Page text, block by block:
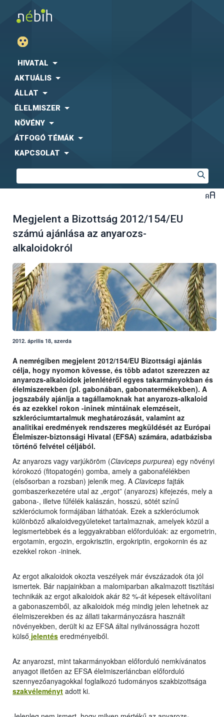
HIVATAL
AKTUÁLIS
ÁLLAT
ÉLELMISZER
NÖVÉNY
ÁTFOGÓ TÉMÁK
KAPCSOLAT
Megjelent a Bizottság 2012/154/EU
számú ajánlása az anyarozs-
alkaloidokról
2012. április 18, szerda
A nemrégiben megjelent 2012/154/EU Bizottsági ajánlás
célja, hogy nyomon kövesse, és több adatot szerezzen az
anyarozs-alkaloidok jelenlétéről egyes takarmányokban és
élelmiszerekben (pl. gabonában, gabonatermékekben). A
jogszabály ajánlja a tagállamoknak hat anyarozs-alkaloid
és az ezekkel rokon -ininek mintáinak elemzéseit,
szkleróciumtartalmuk meghatározását, valamint az
analitikai eredmények rendszeres megküldését az Európai
Élelmiszer-biztonsági Hivatal (EFSA) számára, adatbázisba
történő felvétel céljából.
Az anyarozs vagy varjúköröm (Claviceps purpurea) egy növényi
kórokozó (fitopatogén) gomba, amely a gabonafélékben
(elsősorban a rozsban) jelenik meg. A Claviceps fajták
gombaszerkezetére utal az „ergot” (anyarozs) kifejezés, mely a
gabona-, illetve fűfélék kalászán, hosszú, sötét színű
szkleróciumok formájában láthatóak. Ezek a szkleróciumok
különböző alkaloidvegyületeket tartalmaznak, amelyek közül a
legismertebbek és a leggyakrabban előfordulóak: az ergometrin,
ergotamin, ergozin, ergokrisztin, ergokriptin, ergokornin és az
ezekkel rokon -ininek.
Az ergot alkaloidok okozta veszélyek már évszázadok óta jól
ismertek. Bár napjainkban a malomiparban alkalmazott tisztítási
technikák az ergot alkaloidok akár 82 %-át képesek eltávolítani
a gabonaszemből, az alkaloidok még mindig jelen lehetnek az
élelmiszerekben és az állati takarmányozásra használt
növényekben, derült ki az EFSA által nyilvánosságra hozott
külső jelentés eredményeiből.
Az anyarozst, mint takarmányokban előforduló nemkívánatos
anyagot illetően az EFSA élelmiszerláncban előforduló
szennyezőanyagokkal foglalkozó tudományos szakbizottsága
szakvéleményt adott ki.